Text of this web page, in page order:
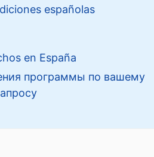
españolas
en España
программы по вашему